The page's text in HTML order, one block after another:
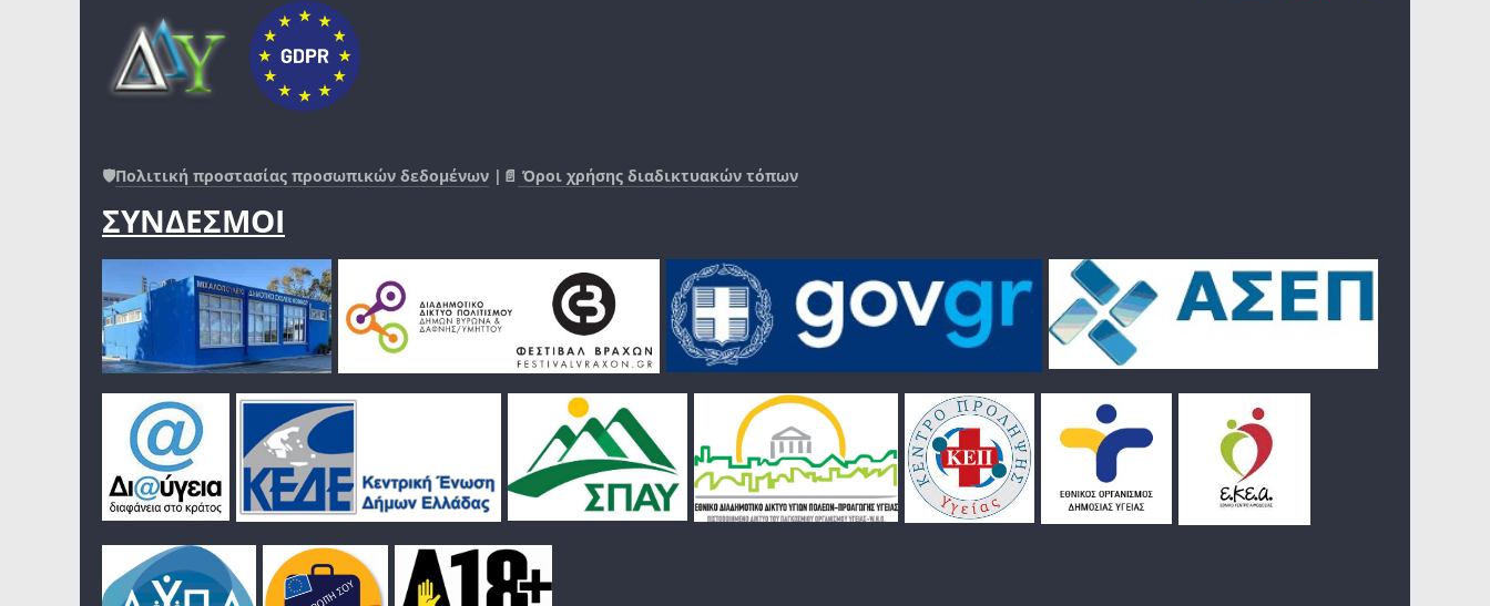
🛡️Πολιτική προστασίας προσωπικών δεδομένων |📄 Όροι χρήσης διαδικτυακών τόπων
ΣΥΝΔΕΣΜΟΙ